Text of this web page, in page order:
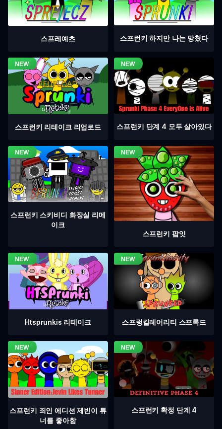
스프레예츠 스프런키 하지만 나는 망쳤다
스프런키 리테이크 리업로드 스프런키 단계 4 모두 살아있다
스프런키 스키비디 화장실 리메
이크
스프런키 팝잇
Htsprunkis 리테이크 스프렁킬레어리티 스프록드
스프런키 죄인 에디션 제빈이 튜
너를 좋아함
스프런키 확정 단계 4